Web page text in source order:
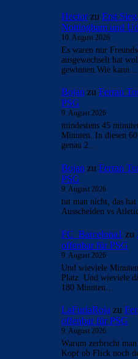
Hectorzu Erst
Nottingham und
10. August 2026
Es waren nur
ausgewechselt hat
gewinnen.Wie kann…
Bojan zu Ferran
PSG
9. August 2026
mindestens 45
Minuten. In diesen
genau 2…
Bojan zu Ferran
PSG
9. August 2026
tut man nicht, das hat
Ausscheiden vs
FC_Barcelona1 zu
offenbar für PSG
9. August 2026
Und wieviele
Platz. Und wieviele
180 Minuten…
LaFuriaRoja zu
offenbar für PSG
9. August 2026
Warum zerbricht
Kopf ob Flick noch